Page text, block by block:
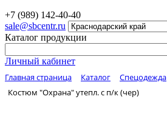
+7 (989) 142-40-40
sale@sbcentr.ru
Каталог продукции
Личный кабинет
Главная страница Каталог Спецодежда
Костюм "Охрана" утепл. с п/к (чер)